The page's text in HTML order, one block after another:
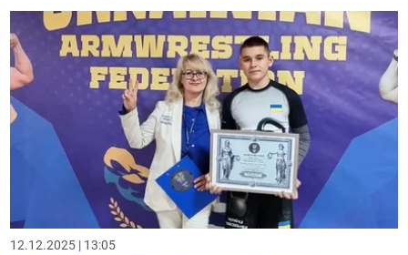
12.12.2025 | 13:05